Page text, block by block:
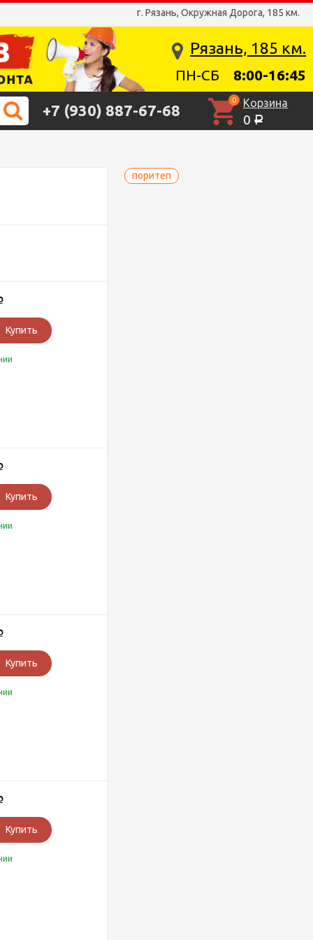
г. Рязань, Окружная Дорога, 185 км.
Рязань, 185 км.
ПН-СБ 8:00-16:45
+7 (930) 887-67-68
0 Корзина
0 Р
поритеп
Купить
Купить
Купить
Купить